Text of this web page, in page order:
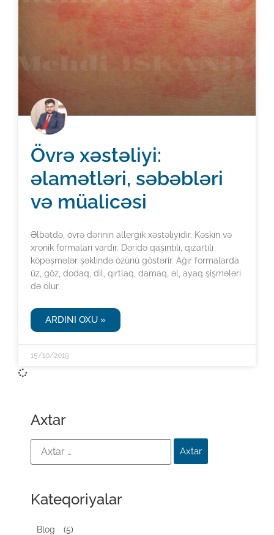
Övrə xəstəliyi:
əlamətləri, səbəbləri
və müalicəsi
Əlbətdə, övrə dərinin allergik xəstəliyidir. Kəskin və
xronik formaları vardır. Dəridə qaşıntılı, qızartılı
köpəşmələr şəklində özünü göstərir. Ağır formalarda
üz, göz, dodaq, dil, qırtlaq, damaq, əl, ayaq şişmələri
də olur.
ARDINI OXU »
15/10/2019
Axtar
Kateqoriyalar
Blog (5)